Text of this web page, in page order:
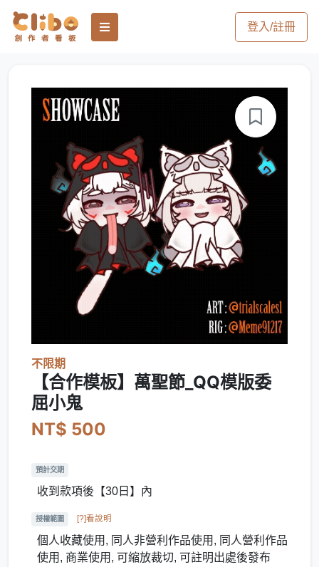
登入/註冊
不限期
【合作模板】萬聖節_QQ模版委
屈小鬼
NT$ 500
預計交期
收到款項後【30日】內
授權範圍 [?]看說明
個人收藏使用, 同人非營利作品使用, 同人營利作品
使用, 商業使用, 可縮放裁切, 可註明出處後發布